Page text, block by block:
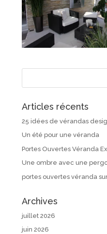
Articles récents
25 idées de vérandas
Un été pour une véranda
Portes Ouvertes Véranda
Une ombre avec une
portes ouvertes véranda
Archives
juillet 2026
juin 2026